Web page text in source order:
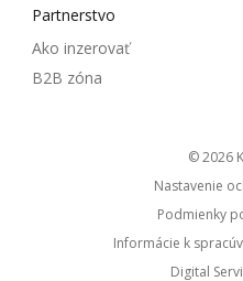
Partnerstvo
Ako inzerovať
B2B zóna
© 2026
Nastavenie
Podmienky
Informácie k
Digital